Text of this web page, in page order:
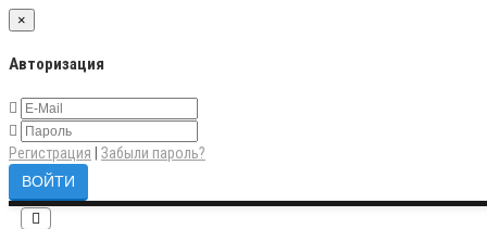
×
Авторизация
Регистрация Забыли пароль?